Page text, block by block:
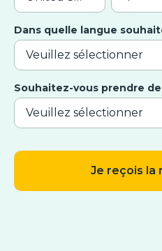
Dans quelle langue
Souhaitez-vous prendre